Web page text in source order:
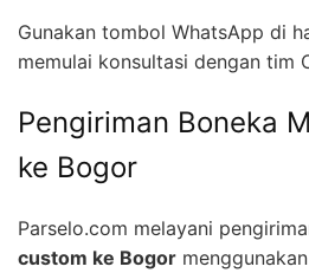
Gunakan tombol WhatsApp di
memulai konsultasi dengan tim
Pengiriman Boneka
ke Bogor
Parselo.com melayani
custom ke Bogor